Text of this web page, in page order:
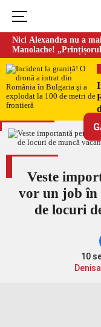
Nici Alexandra nu a
Manolache!
doi ani de căsnicie
Veste
vor un job în
de locuri
10